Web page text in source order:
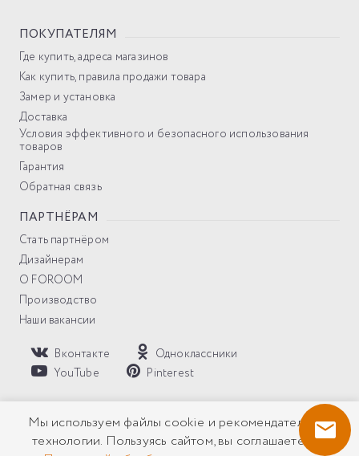
ПОКУПАТЕЛЯМ
Где купить, адреса магазинов
Как купить, правила продажи товара
Замер и установка
Доставка
Условия эффективного и безопасного использования
товаров
Гарантия
Обратная связь
ПАРТНЁРАМ
Стать партнёром
Дизайнерам
О FOROOM
Производство
Наши вакансии
Вконтакте
Одноклассники
YouTube
Pinterest
Политика компании в отношении обработки персональных
данных
Мы используем файлы cookie и рекомендательные
технологии. Пользуясь сайтом, вы соглашаетесь с